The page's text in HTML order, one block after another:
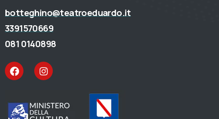
botteghino@teatroeduardo.it
3391570669
081 0140898